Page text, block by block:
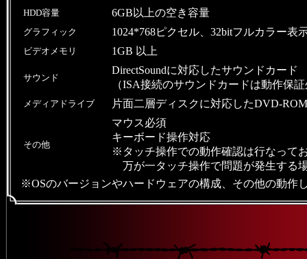
HDD容量 6GB以上の空き容量
グラフィック 1024*768ピクセル、32bitフルカラー表
ビデオメモリ 1GB 以上
サウンド
DirectSoundに対応したサウンドカード
（ISA接続のサウンドカードは動作保
メディアドライブ 片面二層ディスクに対応したDVD-
その他
マウス必須
キーボード操作対応
※タッチ操作での動作確認は行なって
万が一タッチ操作で問題が発生する
※OSのバージョンやハードウェアの構成、その他の動作